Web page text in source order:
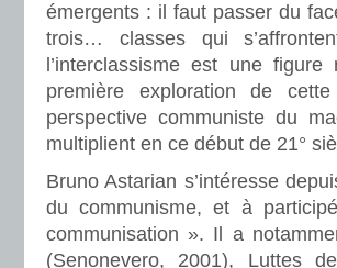
émergents : il faut passer du
trois… classes qui
l’interclassisme est une
première exploration de
perspective communiste du
multiplient en ce début de 21°
Bruno Astarian s’intéresse
du communisme, et à
communisation ». Il a
(Senonevero, 2001), Luttes